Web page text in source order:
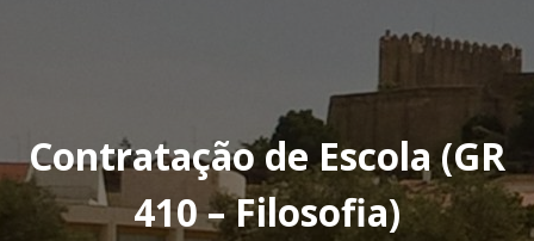
Contratação de Escola (GR
410 – Filosofia)